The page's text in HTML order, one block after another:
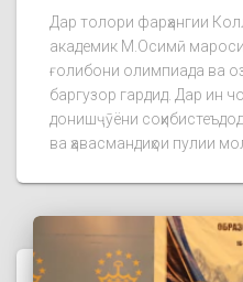
Дар толори фарҳангии
академик М.Осимӣ
ғолибони олимпиада ва
баргузор гардид. Дар ин
донишҷӯёни
ва ҳавасмандиҳои пулии